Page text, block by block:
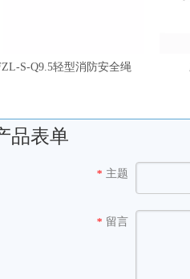
S-Q9.5轻型消防安全绳
品表单
* 主题
* 留言